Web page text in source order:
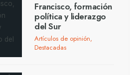
Francisco, formación
política y liderazgo
del Sur
Artículos de opinión,
Destacadas